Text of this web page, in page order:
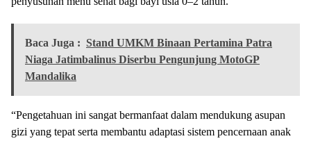
Baca Juga : Stand UMKM Binaan Pertamina Patra
Niaga Jatimbalinus Diserbu Pengunjung MotoGP
Mandalika
“Pengetahuan ini sangat bermanfaat dalam mendukung asupan
gizi yang tepat serta membantu adaptasi sistem pencernaan anak